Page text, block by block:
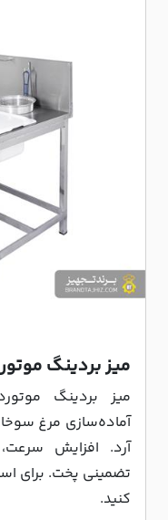
میز بردینگ
میز بردینگ
آماده‌سازی مرغ
آرد. افزایش
تضمینی پخت. برای
کنید.